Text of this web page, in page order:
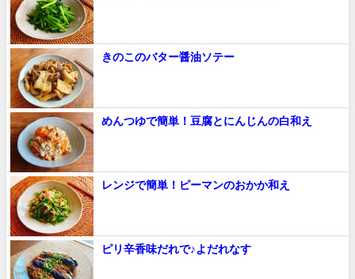
きのこのバター醤油ソテー
めんつゆで簡単！豆腐とにんじんの白和え
レンジで簡単！ピーマンのおかか和え
ピリ辛香味だれで♪よだれなす